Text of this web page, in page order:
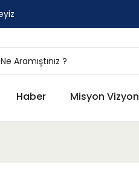
Haber Misyon Vizyon